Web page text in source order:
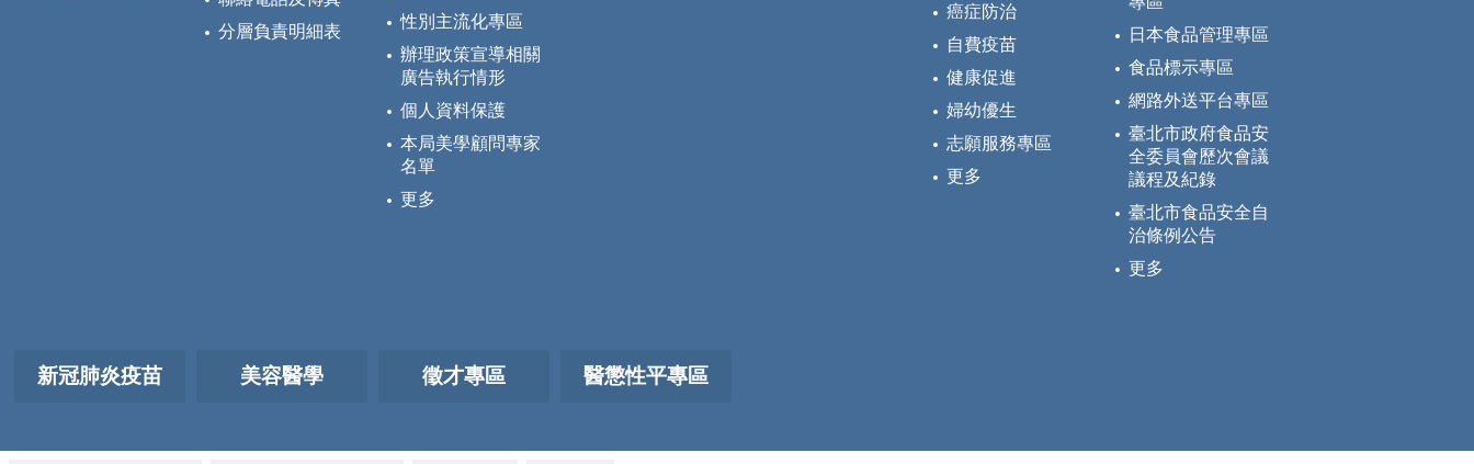
分層負責明細表
性別主流化專區
辦理政策宣導相關
廣告執行情形
個人資料保護
本局美學顧問專家
名單
更多
癌症防治
自費疫苗
健康促進
婦幼優生
志願服務專區
更多
日本食品管理專區
食品標示專區
網路外送平台專區
臺北市政府食品安
全委員會歷次會議
議程及紀錄
臺北市食品安全自
治條例公告
更多
新冠肺炎疫苗 美容醫學 徵才專區 醫懲性平專區